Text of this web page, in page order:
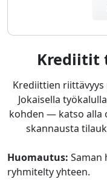
Krediitit
Krediittien
Jokaisella
kohden — katso alla
skannausta
Huomautus: Saman
ryhmitelty yhteen.